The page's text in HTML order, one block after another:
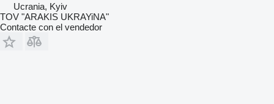
Ucrania, Kyiv
TOV "ARAKIS UKRAYiNA"
Contacte con el vendedor